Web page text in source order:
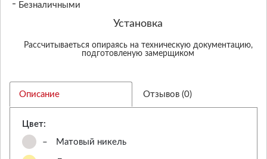
Безналичными
Установка
Рассчитываеться опираясь на техническую документацию,
подготовленую замерщиком
Описание Отзывов (0)
Цвет:
–
Матовый никель